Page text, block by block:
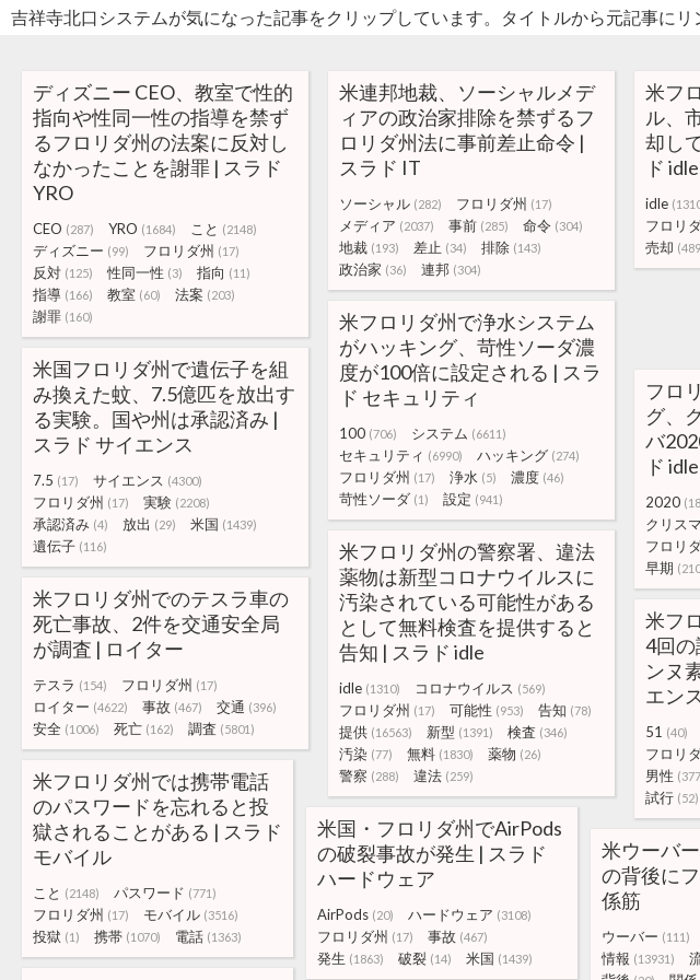
吉祥寺北口システムが気になった記事をクリップしています。タイトルから元記事に
ディズニー CEO、教室で性的
指向や性同一性の指導を禁ず
るフロリダ州の法案に反対し
なかったことを謝罪 | スラド
YRO
CEO (287) YRO (1684) こと (2148)
ディズニー (99) フロリダ州 (17)
反対 (125) 性同一性 (3) 指向 (11)
指導 (166) 教室 (60) 法案 (203)
謝罪 (160)
米連邦地裁、ソーシャルメデ
ィアの政治家排除を禁ずるフ
ロリダ州法に事前差止命令 |
スラド IT
ソーシャル (282) フロリダ州 (17)
メディア (2037) 事前 (285) 命令 (304)
地裁 (193) 差止 (34) 排除 (143)
政治家 (36) 連邦 (304)
米フ
ル、
却し
ド idle
idle
フロリ
売却
米フロリダ州で浄水システム
がハッキング、苛性ソーダ濃
度が100倍に設定される | スラ
ド セキュリティ
100 (706) システム (6611)
セキュリティ (6990) ハッキング (274)
フロリダ州 (17) 浄水 (5) 濃度 (46)
苛性ソーダ (1) 設定 (941)
米国フロリダ州で遺伝子を組
み換えた蚊、7.5億匹を放出す
る実験。国や州は承認済み |
スラド サイエンス
7.5 (17) サイエンス (4300)
フロリダ州 (17) 実験 (2208)
承認済み (4) 放出 (29) 米国 (1439)
遺伝子 (116)
フロ
グ、
バ
ド idle
2020
クリス
フロリ
早期
米フロリダ州の警察署、違法
薬物は新型コロナウイルスに
汚染されている可能性がある
として無料検査を提供すると
告知 | スラド idle
idle (1310) コロナウイルス (569)
フロリダ州 (17) 可能性 (953) 告知 (78)
提供 (16563) 新型 (1391) 検査 (346)
汚染 (77) 無料 (1830) 薬物 (26)
警察 (288) 違法 (259)
米フロリダ州でのテスラ車の
死亡事故、2件を交通安全局
が調査 | ロイター
テスラ (154) フロリダ州 (17)
ロイター (4622) 事故 (467) 交通 (396)
安全 (1006) 死亡 (162) 調査 (5801)
米フ
4回
ンヌ
エンス
51 (40)
フロリ
男性
試行 (52)
米フロリダ州では携帯電話
のパスワードを忘れると投
獄されることがある | スラド
モバイル
こと (2148) パスワード (771)
フロリダ州 (17) モバイル (3516)
投獄 (1) 携帯 (1070) 電話 (1363)
米国・フロリダ州でAirPods
の破裂事故が発生 | スラド
ハードウェア
AirPods (20) ハードウェア (3108)
フロリダ州 (17) 事故 (467)
発生 (1863) 破裂 (14) 米国 (1439)
米ウーバ
の背後に
係筋
ウーバー (111)
情報 (13931)